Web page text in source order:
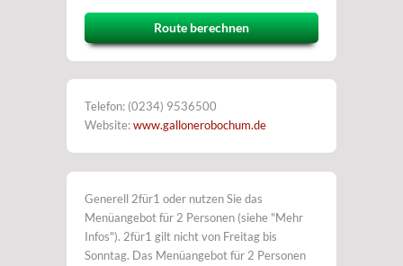
Route berechnen
Telefon: (0234) 9536500
Website:www.gallonerobochum.de
Generell 2für1 oder nutzen Sie das
Menüangebot für 2 Personen (siehe "Mehr
Infos"). 2für1 gilt nicht von Freitag bis
Sonntag. Das Menüangebot für 2 Personen